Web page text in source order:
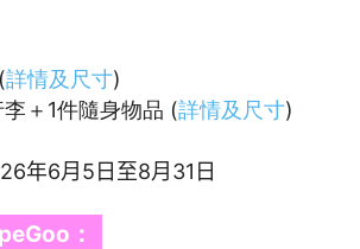
詳情及尺寸)
＋1件隨身物品 (詳情及尺寸)
年6月5日至8月31日
：